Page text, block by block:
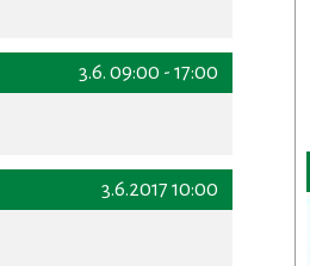
3.6. 09:00 - 17:00
3.6.2017 10:00